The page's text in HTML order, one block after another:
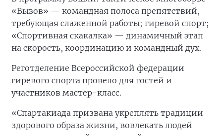
«Вызов» — командная полоса препятствий,
требующая слаженной работы; гиревой спорт;
«Спортивная скакалка» — динамичный этап
на скорость, координацию и командный дух.
Реготделение Всероссийской федерации
гиревого спорта провело для гостей и
участников мастер-класс.
«Спартакиада призвана укреплять традиции
здорового образа жизни, вовлекать людей